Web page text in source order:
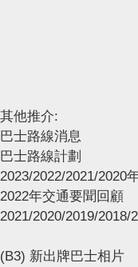
其他推介:
巴士路線消息
巴士路線計劃
2023/2022/2021/2020
2022年交通要聞回顧
2021/2020/2019/2018/
(B3) 新出牌巴士相片